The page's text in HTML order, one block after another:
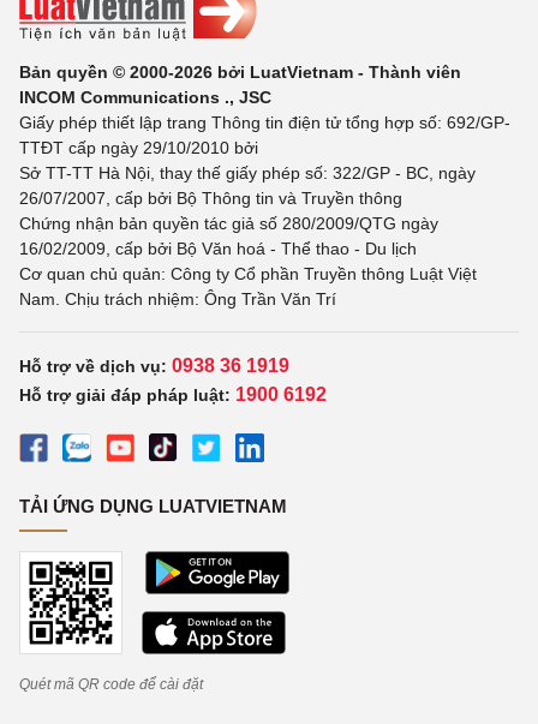
Bản quyền © 2000-2026 bởi LuatVietnam - Thành viên
INCOM Communications ., JSC
Giấy phép thiết lập trang Thông tin điện tử tổng hợp số: 692/GP-
TTĐT cấp ngày 29/10/2010 bởi
Sở TT-TT Hà Nội, thay thế giấy phép số: 322/GP - BC, ngày
26/07/2007, cấp bởi Bộ Thông tin và Truyền thông
Chứng nhận bản quyền tác giả số 280/2009/QTG ngày
16/02/2009, cấp bởi Bộ Văn hoá - Thể thao - Du lịch
Cơ quan chủ quản: Công ty Cổ phần Truyền thông Luật Việt
Nam. Chịu trách nhiệm: Ông Trần Văn Trí
Hỗ trợ về dịch vụ: 0938 36 1919
Hỗ trợ giải đáp pháp luật: 1900 6192
TẢI ỨNG DỤNG LUATVIETNAM
Quét mã QR code để cài đặt